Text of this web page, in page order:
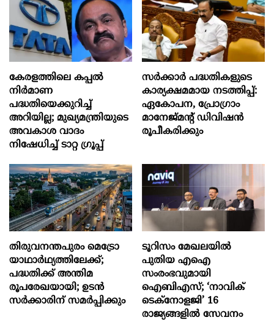
കേരളത്തിലെ കപ്പൽ
നിർമാണ
പദ്ധതിയെക്കുറിച്ച്
അറിയില്ല; മുഖ്യമന്ത്രിയുടെ
അവകാശ വാദം
നിഷേധിച്ച് ടാറ്റ ഗ്രൂപ്പ്
സര്‍ക്കാര്‍ പദ്ധതികളുടെ
കാര്യക്ഷമമായ നടത്തിപ്പ്:
ഏകോപന, പ്രോഗ്രാം
മാനേജ്മന്‍റ് ഡിവിഷന്‍
രൂപീകരിക്കും
തിരുവനന്തപുരം മെട്രോ
യാഥാർഥ്യത്തിലേക്ക്;
പദ്ധതിക്ക് അന്തിമ
രൂപരേഖയായി; ഉടൻ
സർക്കാരിന് സമർപ്പിക്കും
ടൂറിസം മേഖലയിൽ
പുതിയ എഐ
സംരംഭവുമായി
ഐബിഎസ്; ‘നാവിക്
ടെക്‌നോളജി’ 16
രാജ്യങ്ങളിൽ സേവനം